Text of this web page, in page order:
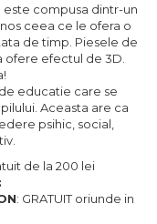
este compusa dintr-un
ceea ce le ofera o
de timp. Piesele de
ofere efectul de 3D.
educatie care se
Aceasta are ca
psihic, social,
de la 200 lei
: GRATUIT oriunde in